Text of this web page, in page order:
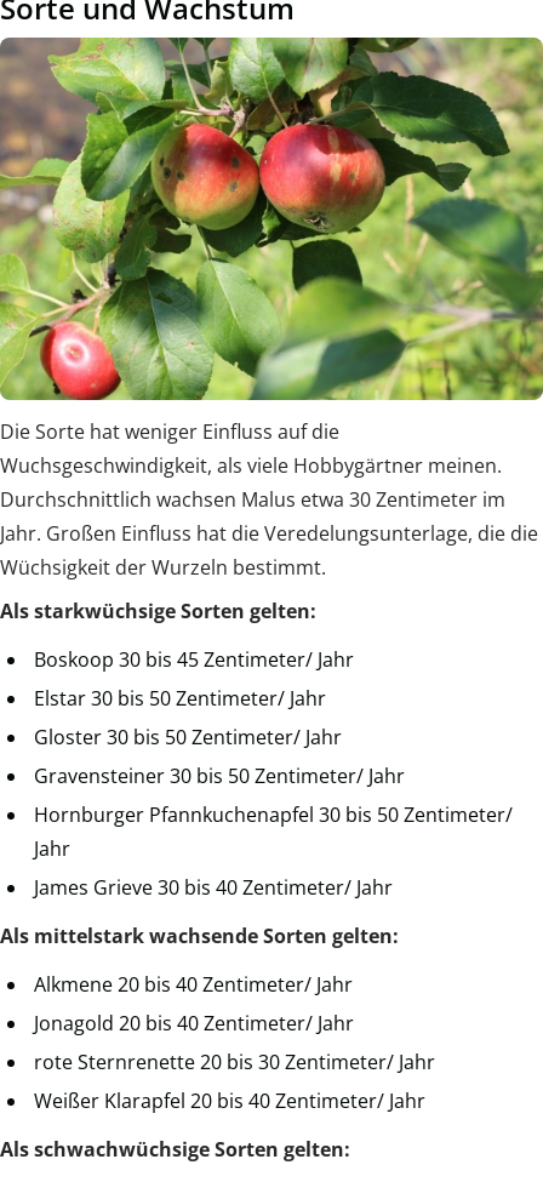
Die Sorte hat weniger Einfluss auf die
Wuchsgeschwindigkeit, als viele Hobbygärtner meinen.
Durchschnittlich wachsen Malus etwa 30 Zentimeter im
Jahr. Großen Einfluss hat die Veredelungsunterlage, die die
Wüchsigkeit der Wurzeln bestimmt.
Als starkwüchsige Sorten gelten:
Boskoop 30 bis 45 Zentimeter/ Jahr
Elstar 30 bis 50 Zentimeter/ Jahr
Gloster 30 bis 50 Zentimeter/ Jahr
Gravensteiner 30 bis 50 Zentimeter/ Jahr
Hornburger Pfannkuchenapfel 30 bis 50 Zentimeter/
Jahr
James Grieve 30 bis 40 Zentimeter/ Jahr
Als mittelstark wachsende Sorten gelten:
Alkmene 20 bis 40 Zentimeter/ Jahr
Jonagold 20 bis 40 Zentimeter/ Jahr
rote Sternrenette 20 bis 30 Zentimeter/ Jahr
Weißer Klarapfel 20 bis 40 Zentimeter/ Jahr
Als schwachwüchsige Sorten gelten: